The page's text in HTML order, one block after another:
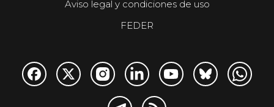
Aviso legal y condiciones de uso
FEDER